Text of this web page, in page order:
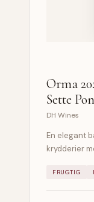
Orma
Sette
DH Wines
En elegant
krydderier
FRUGTIG